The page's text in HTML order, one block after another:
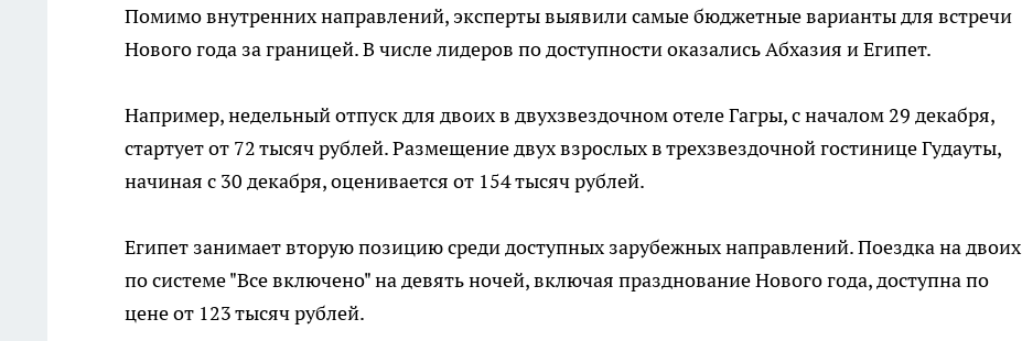
Помимо внутренних направлений, эксперты выявили самые бюджетные варианты для встречи
Нового года за границей. В числе лидеров по доступности оказались Абхазия и Египет.
Например, недельный отпуск для двоих в двухзвездочном отеле Гагры, с началом 29 декабря,
стартует от 72 тысяч рублей. Размещение двух взрослых в трехзвездочной гостинице Гудауты,
начиная с 30 декабря, оценивается от 154 тысяч рублей.
Египет занимает вторую позицию среди доступных зарубежных направлений. Поездка на двоих
по системе "Все включено" на девять ночей, включая празднование Нового года, доступна по
цене от 123 тысяч рублей.